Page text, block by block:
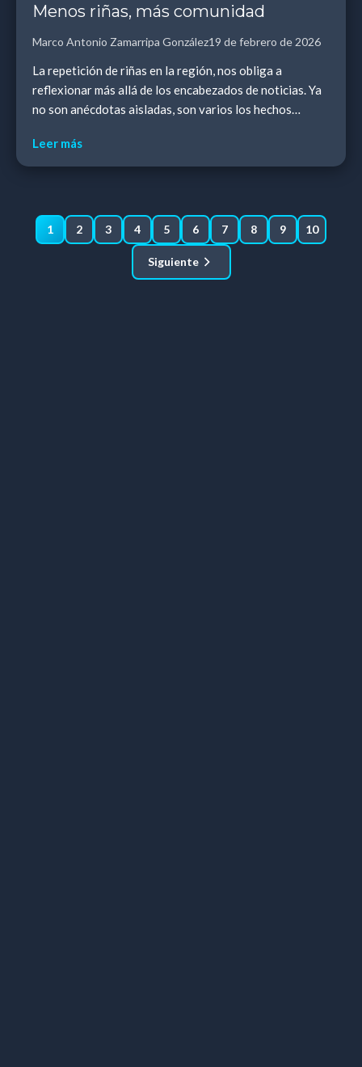
Menos riñas, más comunidad
Marco Antonio Zamarripa González19 de febrero de 2026
La repetición de riñas en la región, nos obliga a
reflexionar más allá de los encabezados de noticias. Ya
no son anécdotas aisladas, son varios los hechos
Leer más
1 2 3 4 5 6 7 8 9 10
Siguiente